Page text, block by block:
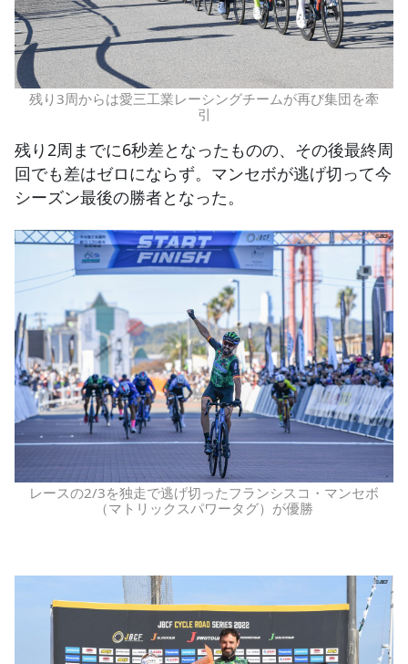
残り3周からは愛三工業レーシングチームが再び集団を牽
引
残り2周までに6秒差となったものの、その後最終周
回でも差はゼロにならず。マンセボが逃げ切って今
シーズン最後の勝者となった。
レースの2/3を独走で逃げ切ったフランシスコ・マンセボ
（マトリックスパワータグ）が優勝